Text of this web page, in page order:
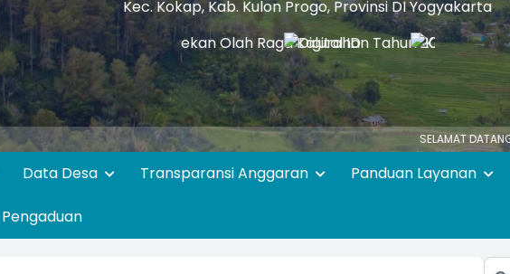
Kec. Kokap, Kab. Kulon Progo, Provinsi DI Yogyakarta
SELAMAT DATANG DI
Data Desa Transparansi Anggaran Panduan Layanan
Pengaduan